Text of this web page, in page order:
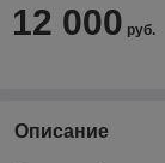
12 000 руб.
Описание